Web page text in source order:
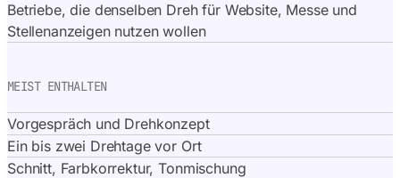
Betriebe, die denselben Dreh für Website, Messe und
Stellenanzeigen nutzen wollen
MEIST ENTHALTEN
Vorgespräch und Drehkonzept
Ein bis zwei Drehtage vor Ort
Schnitt, Farbkorrektur, Tonmischung